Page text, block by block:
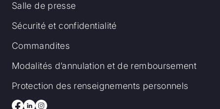
Salle de presse
Sécurité et confidentialité
Commandites
Modalités d’annulation et de remboursement
Protection des renseignements personnels